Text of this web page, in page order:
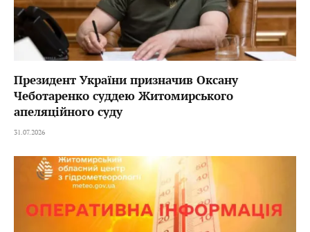
Президент України призначив Оксану
Чеботаренко суддею Житомирського
апеляційного суду
31.07.2026